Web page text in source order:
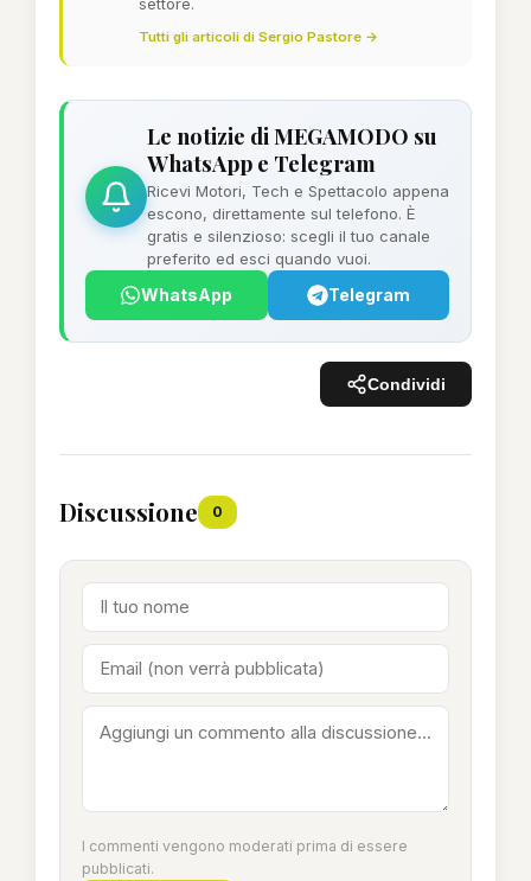
settore.
Tutti gli articoli di Sergio Pastore →
Le notizie di MEGAMODO su
WhatsApp e Telegram
Ricevi Motori, Tech e Spettacolo appena
escono, direttamente sul telefono. È
gratis e silenzioso: scegli il tuo canale
preferito ed esci quando vuoi.
WhatsApp Telegram
Condividi
Discussione 0
I commenti vengono moderati prima di essere
pubblicati.